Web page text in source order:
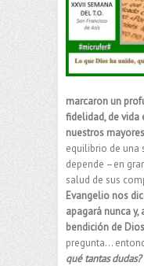
marcaron un
fidelidad, de
nuestros
equilibrio de una
depende –en
salud de sus
Evangelio nos
apagará nunca
bendición de Dios
pregunta…
qué tantas